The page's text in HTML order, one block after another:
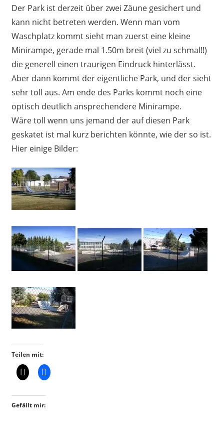
Der Park ist derzeit über zwei Zäune gesichert und
kann nicht betreten werden. Wenn man vom
Waschplatz kommt sieht man zuerst eine kleine
Minirampe, gerade mal 1.50m breit (viel zu schmal!!)
die generell einen traurigen Eindruck hinterlässt.
Aber dann kommt der eigentliche Park, und der sieht
sehr toll aus. Am ende des Parks kommt noch eine
optisch deutlich ansprechendere Minirampe.
Wäre toll wenn uns jemand der auf diesen Park
geskatet ist mal kurz berichten könnte, wie der so ist.
Hier einige Bilder:
Teilen mit:
Gefällt mir: